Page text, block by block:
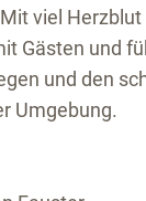
viel
Gästen und
und den
Umgebung.